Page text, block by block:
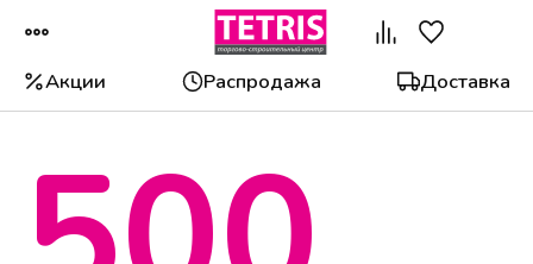
Акции Распродажа Доставка